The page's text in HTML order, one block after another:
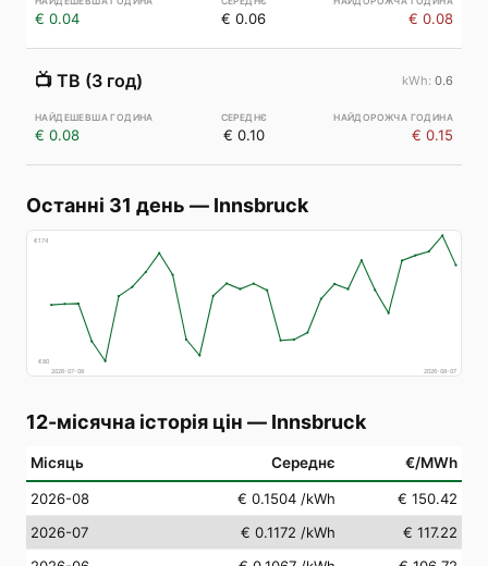
€ 0.04 € 0.06 € 0.08
📺 ТВ (3 год) 0.6
€ 0.08 € 0.10 € 0.15
Останні 31 день — Innsbruck
€174
€80
2026-07-08
2026-08-07
12-місячна історія цін — Innsbruck
Місяць Середнє €/MWh
2026-08 € 0.1504 /kWh
€ 150.42
2026-07
€ 0.1172 /kWh
€ 117.22